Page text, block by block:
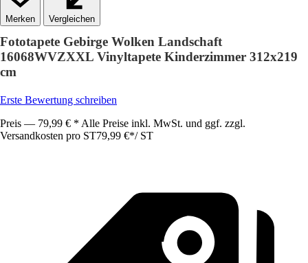
Vergleichen
Fototapete Gebirge Wolken Landschaft
16068WVZXXL Vinyltapete Kinderzimmer 312x219
cm
Erste Bewertung schreiben
Preis — 79,99 € * Alle Preise inkl. MwSt. und ggf. zzgl.
Versandkosten pro ST79,99 €*/ ST